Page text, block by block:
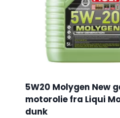
5W20 Molygen New
motorolie fra Liqui
dunk